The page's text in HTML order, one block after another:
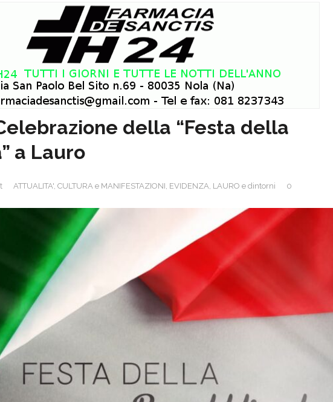
della “Festa della
a Lauro
ATTUALITA', CULTURA e MANIFESTAZIONI, EVIDENZA, LAURO e dintorni 0